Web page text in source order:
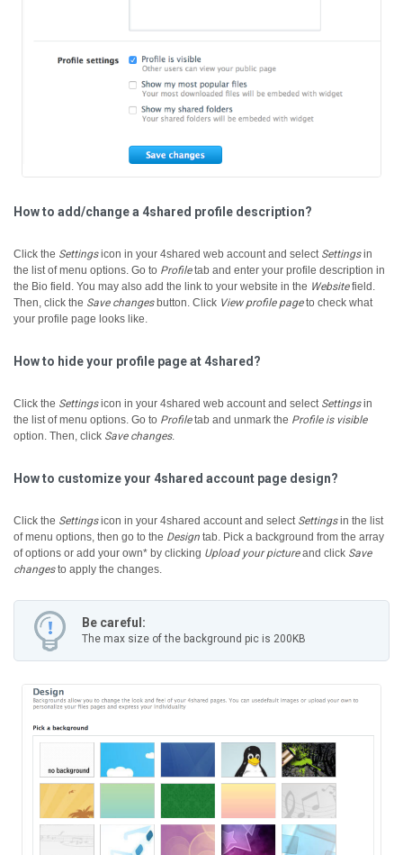
How to add/change a 4shared profile description?
Click the Settingsicon in your 4shared web account and select Settingsin
the list of menu options. Go to Profiletab and enter your profile description in
the Bio field. You may also add the link to your website in the Websitefield.
Then, click the Save changesbutton. Click View profile pageto check what
your profile page looks like.
How to hide your profile page at 4shared?
Click the Settingsicon in your 4shared web account and select Settingsin
the list of menu options. Go to Profiletab and unmark the Profile is visible
option. Then, click Save changes.
How to customize your 4shared account page design?
Click the Settingsicon in your 4shared account and select Settingsin the list
of menu options, then go to the Design tab. Pick a background from the array
of options or add your own* by clicking Upload your pictureand click Save
changesto apply the changes.
Be careful:
The max size of the background pic is 200KB